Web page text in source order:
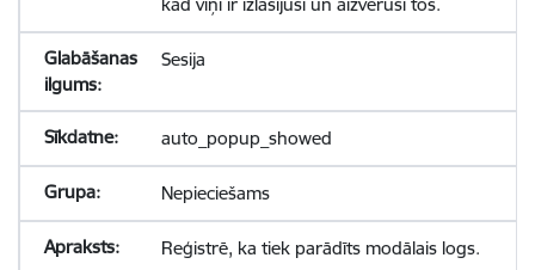
Sesija
auto_popup_showed
Nepieciešams
Reģistrē, ka tiek parādīts modālais logs.